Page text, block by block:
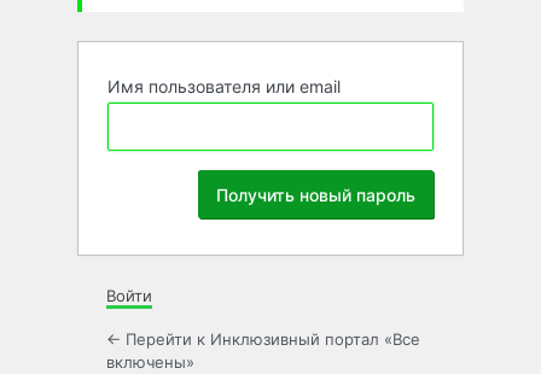
Имя пользователя или email
Войти
← Перейти к Инклюзивный портал «Все
включены»